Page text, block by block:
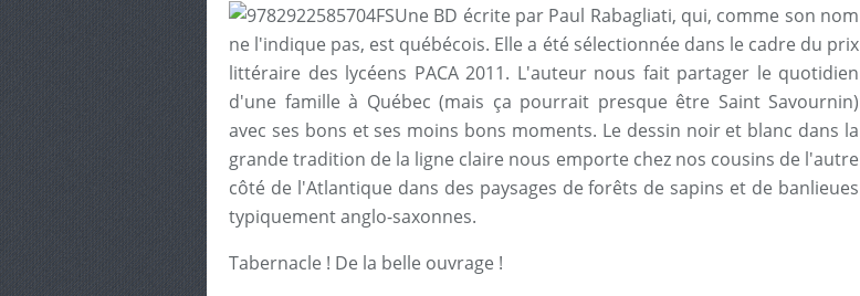
Une BD écrite par Paul Rabagliati, qui, comme son nom
ne l'indique pas, est québécois. Elle a été sélectionnée dans le cadre du prix
littéraire des lycéens PACA 2011. L'auteur nous fait partager le quotidien
d'une famille à Québec (mais ça pourrait presque être Saint Savournin)
avec ses bons et ses moins bons moments. Le dessin noir et blanc dans la
grande tradition de la ligne claire nous emporte chez nos cousins de l'autre
côté de l'Atlantique dans des paysages de forêts de sapins et de banlieues
typiquement anglo-saxonnes.
Tabernacle ! De la belle ouvrage !